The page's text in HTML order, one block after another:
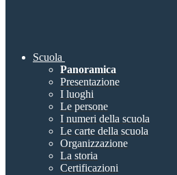
Scuola
Panoramica
Presentazione
I luoghi
Le persone
I numeri della scuola
Le carte della scuola
Organizzazione
La storia
Certificazioni